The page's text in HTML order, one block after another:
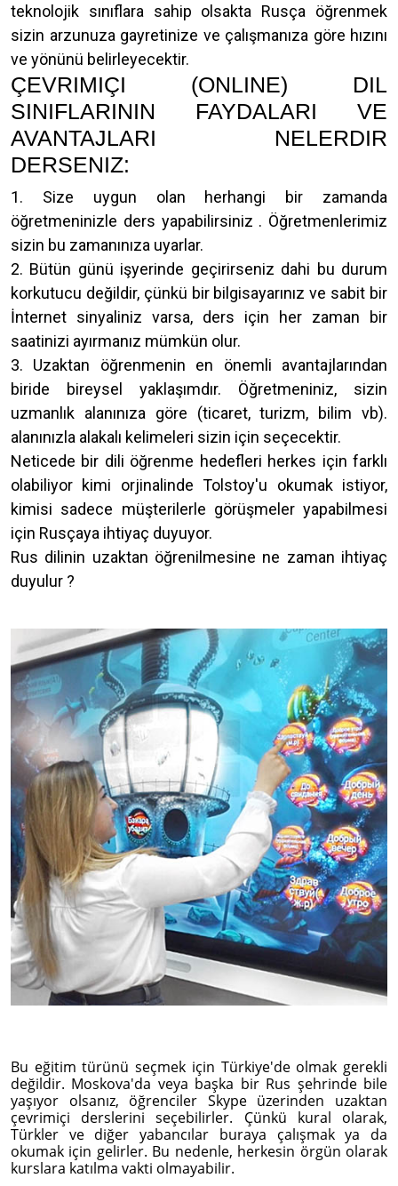
teknolojik sınıflara sahip olsakta Rusça öğrenmek
sizin arzunuza gayretinize ve çalışmanıza göre hızını
ve yönünü belirleyecektir.
ÇEVRIMIÇI (ONLINE) DIL
SINIFLARININ FAYDALARI VE
AVANTAJLARI NELERDIR
DERSENIZ:
1. Size uygun olan herhangi bir zamanda
öğretmeninizle ders yapabilirsiniz . Öğretmenlerimiz
sizin bu zamanınıza uyarlar.
2. Bütün günü işyerinde geçirirseniz dahi bu durum
korkutucu değildir, çünkü bir bilgisayarınız ve sabit bir
İnternet sinyaliniz varsa, ders için her zaman bir
saatinizi ayırmanız mümkün olur.
3. Uzaktan öğrenmenin en önemli avantajlarından
biride bireysel yaklaşımdır. Öğretmeniniz, sizin
uzmanlık alanınıza göre (ticaret, turizm, bilim vb).
alanınızla alakalı kelimeleri sizin için seçecektir.
Neticede bir dili öğrenme hedefleri herkes için farklı
olabiliyor kimi orjinalinde Tolstoy'u okumak istiyor,
kimisi sadece müşterilerle görüşmeler yapabilmesi
için Rusçaya ihtiyaç duyuyor.
Rus dilinin uzaktan öğrenilmesine ne zaman ihtiyaç
duyulur ?
Bu eğitim türünü seçmek için Türkiye'de olmak gerekli
değildir. Moskova'da veya başka bir Rus şehrinde bile
yaşıyor olsanız, öğrenciler Skype üzerinden uzaktan
çevrimiçi derslerini seçebilirler. Çünkü kural olarak,
Türkler ve diğer yabancılar buraya çalışmak ya da
okumak için gelirler. Bu nedenle, herkesin örgün olarak
kurslara katılma vakti olmayabilir.